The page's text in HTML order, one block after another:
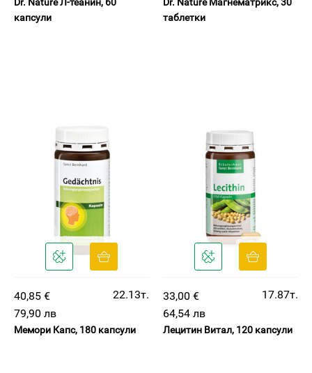
капсули
таблетки
40,85 €
22.13т.
79,90 лв
Мемори Капс, 180 капсули
33,00 €
17.87т.
64,54 лв
Лецитин Витал, 120 капсули